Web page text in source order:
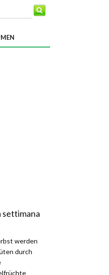
settimana
werden
durch